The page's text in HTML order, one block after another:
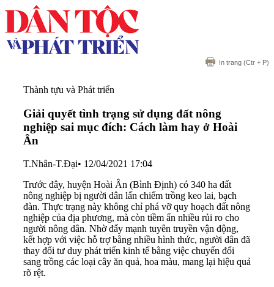
In trang (Ctr + P)
Thành tựu và Phát triển
Giải quyết tình trạng sử dụng đất nông
nghiệp sai mục đích: Cách làm hay ở Hoài
Ân
T.Nhân-T.Đại• 12/04/2021 17:04
Trước đây, huyện Hoài Ân (Bình Định) có 340 ha đất
nông nghiệp bị người dân lấn chiếm trồng keo lai, bạch
đàn. Thực trạng này không chỉ phá vỡ quy hoạch đất nông
nghiệp của địa phương, mà còn tiềm ẩn nhiều rủi ro cho
người nông dân. Nhờ đẩy mạnh tuyên truyền vận động,
kết hợp với việc hỗ trợ bằng nhiều hình thức, người dân đã
thay đổi tư duy phát triển kinh tế bằng việc chuyển đổi
sang trồng các loại cây ăn quả, hoa màu, mang lại hiệu quả
rõ rệt.